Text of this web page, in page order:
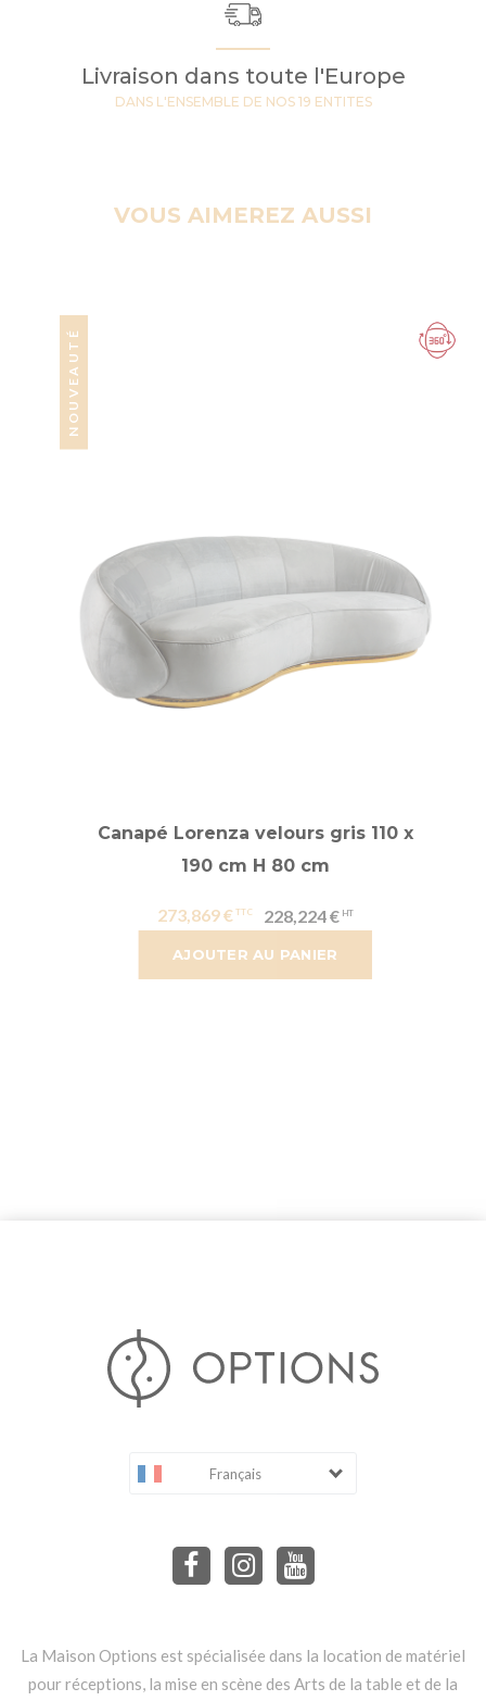
Livraison dans toute l'Europe
DANS L'ENSEMBLE DE NOS 19 ENTITES
VOUS AIMEREZ AUSSI
NOUVEAUTÉ
AJOUTER AU PANIER
Canapé Lorenza velours gris 110 x
190 cm H 80 cm
273,869 € 228,224 €
Français
La Maison Options est spécialisée dans la location de matériel
pour réceptions, la mise en scène des Arts de la table et de la